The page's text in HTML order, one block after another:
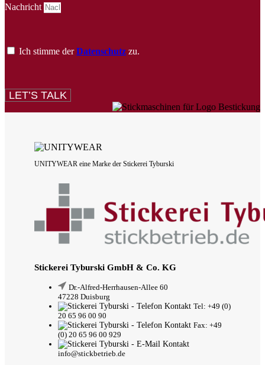
Nachricht
Ich stimme derDatenschutz zu.
LET’S TALK
UNITYWEAR eine Marke der Stickerei Tyburski
Stickerei Tyburski GmbH & Co. KG
Dr.-Alfred-Herrhausen-Allee 60
47228 Duisburg
Tel: +49 (0)
20 65 96 00 90
Fax: +49
(0) 20 65 96 00 929
info@stickbetrieb.de